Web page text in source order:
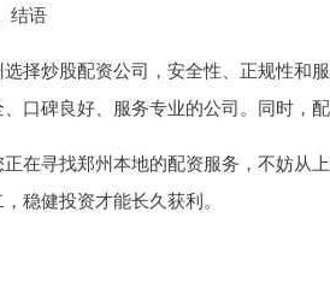
结语
择炒股配资公司，安全性、正规性和
、口碑良好、服务专业的公司。同时，
在寻找郑州本地的配资服务，不妨从
稳健投资才能长久获利。